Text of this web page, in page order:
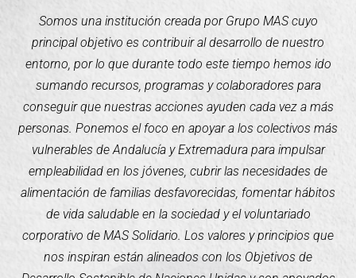
Somos una institución creada por Grupo MAS cuyo
principal objetivo es contribuir al desarrollo de nuestro
entorno, por lo que durante todo este tiempo hemos ido
sumando recursos, programas y colaboradores para
conseguir que nuestras acciones ayuden cada vez a más
personas. Ponemos el foco en apoyar a los colectivos más
vulnerables de Andalucía y Extremadura para impulsar
empleabilidad en los jóvenes, cubrir las necesidades de
alimentación de familias desfavorecidas, fomentar hábitos
de vida saludable en la sociedad y el voluntariado
corporativo de MAS Solidario. Los valores y principios que
nos inspiran están alineados con los Objetivos de